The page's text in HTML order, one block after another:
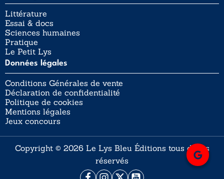
Littérature
Essai & docs
Sciences humaines
Pratique
Le Petit Lys
Données légales
Conditions Générales de vente
Déclaration de confidentialité
Politique de cookies
Mentions légales
Jeux concours
Copyright © 2026 Le Lys Bleu Éditions tous droits
réservés